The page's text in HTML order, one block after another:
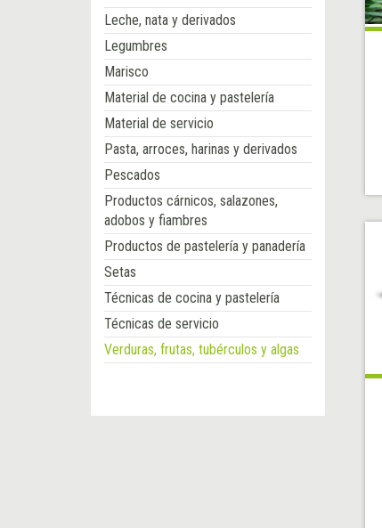
Leche, nata y derivados
Legumbres
Marisco
Material de cocina y pastelería
Material de servicio
Pasta, arroces, harinas y derivados
Pescados
Productos cárnicos, salazones,
adobos y fiambres
Productos de pastelería y panadería
Setas
Técnicas de cocina y pastelería
Técnicas de servicio
Verduras, frutas, tubérculos y algas